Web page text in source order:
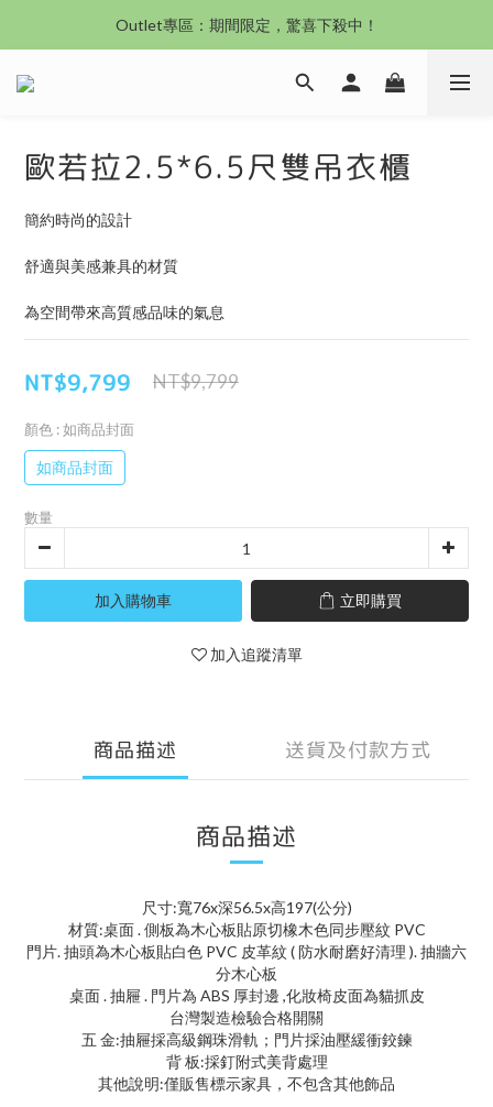
沙發新登場｜想躺就躺，頭等艙到商務艙一次擁有
Outlet專區：期間限定，驚喜下殺中！
沙發新登場｜想躺就躺，頭等艙到商務艙一次擁有
歐若拉2.5*6.5尺雙吊衣櫃
簡約時尚的設計
舒適與美感兼具的材質
為空間帶來高質感品味的氣息
NT$9,799 NT$9,799
顏色 : 如商品封面
如商品封面
數量
加入購物車 立即購買
加入追蹤清單
商品描述 送貨及付款方式
商品描述
尺寸:寬76x深56.5x高197(公分)
材質:桌面 . 側板為木心板貼原切橡木色同步壓紋 PVC
門片. 抽頭為木心板貼白色 PVC 皮革紋 ( 防水耐磨好清理 ). 抽牆六
分木心板
桌面 . 抽屜 . 門片為 ABS 厚封邊 ,化妝椅皮面為貓抓皮
台灣製造檢驗合格開關
五 金:抽屜採高級鋼珠滑軌；門片採油壓緩衝鉸鍊
背 板:採釘附式美背處理
其他說明:僅販售標示家具，不包含其他飾品